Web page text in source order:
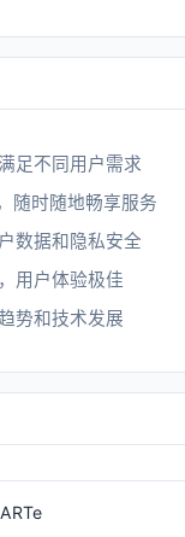
足不同用户需求
随时随地畅享服务
数据和隐私安全
用户体验极佳
势和技术发展
ARTe